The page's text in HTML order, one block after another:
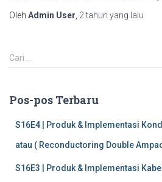
Oleh Admin User 2 tahun yang lalu
C
a
u
Cari …
Pos-pos Terbaru
S16E4 | Produk & Implementasi
atau ( Reconductoring Double
S16E3 | Produk & Implementasi